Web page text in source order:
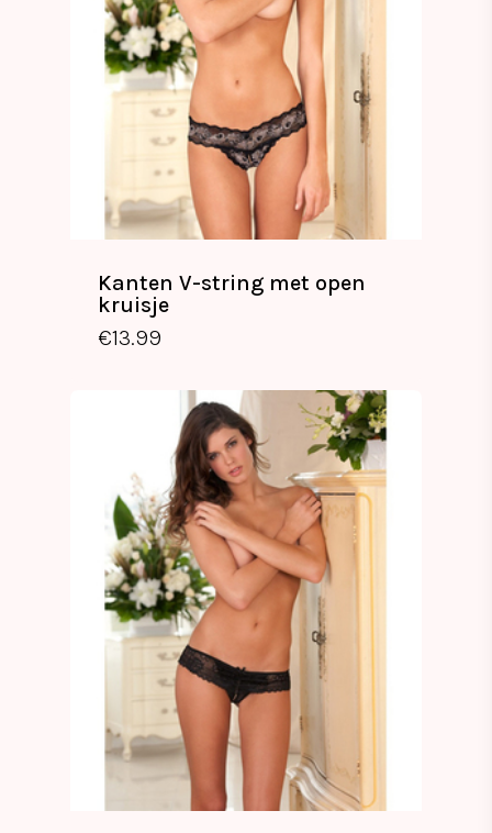
Kanten V-string met open
kruisje
€13.99